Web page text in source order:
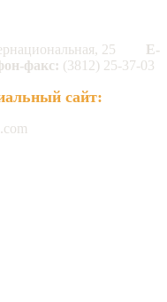
25
E-
факс: (3812) 25-37-03
сайт: